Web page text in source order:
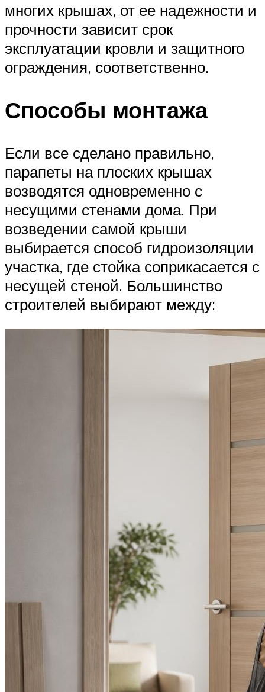
многих крышах, от ее надежности и
прочности зависит срок
эксплуатации кровли и защитного
ограждения, соответственно.
Способы монтажа
Если все сделано правильно,
парапеты на плоских крышах
возводятся одновременно с
несущими стенами дома. При
возведении самой крыши
выбирается способ гидроизоляции
участка, где стойка соприкасается с
несущей стеной. Большинство
строителей выбирают между: